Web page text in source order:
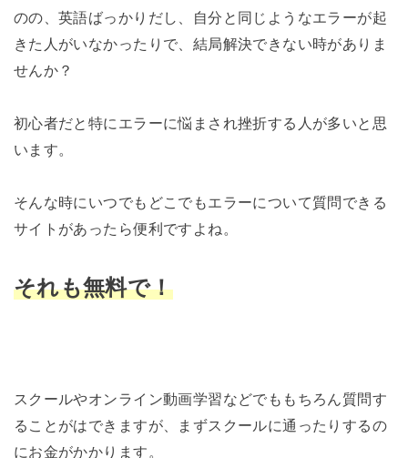
のの、英語ばっかりだし、自分と同じようなエラーが起
きた人がいなかったりで、結局解決できない時がありま
せんか？
初心者だと特にエラーに悩まされ挫折する人が多いと思
います。
そんな時にいつでもどこでもエラーについて質問できる
サイトがあったら便利ですよね。
それも無料で！
スクールやオンライン動画学習などでももちろん質問す
ることがはできますが、まずスクールに通ったりするの
にお金がかかります。